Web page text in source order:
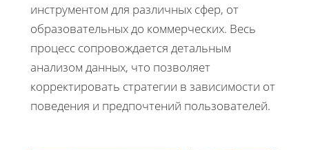
инструментом для различных сфер, от
образовательных до коммерческих. Весь
процесс сопровождается детальным
анализом данных, что позволяет
корректировать стратегии в зависимости от
поведения и предпочтений пользователей.